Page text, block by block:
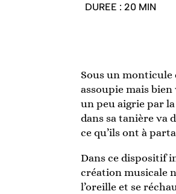
DUREE : 20 MIN
Sous un monticule
assoupie mais
un peu aigrie par
dans sa tanière va
ce qu’ils ont à
Dans ce dispositif
création musicale
l’oreille et se